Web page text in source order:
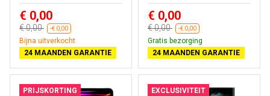
€ 0,00
€ 0,00 -€ 0,00
Bijna uitverkocht
24 MAANDEN GARANTIE
€ 0,00
€ 0,00 -€ 0,00
Gratis bezorging
24 MAANDEN GARANTIE
PRIJSKORTING EXCLUSIVITEIT